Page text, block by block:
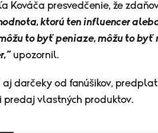
Kováča presvedčenie, že
ktorú ten influencer
to byť peniaze, môžu to byť
upozornil.
darčeky od fanúšikov,
vlastných produktov.